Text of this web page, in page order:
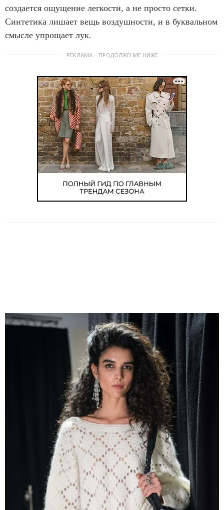
создается ощущение легкости, а не просто сетки.
Синтетика лишает вещь воздушности, и в буквальном
смысле упрощает лук.
РЕКЛАМА – ПРОДОЛЖЕНИЕ НИЖЕ